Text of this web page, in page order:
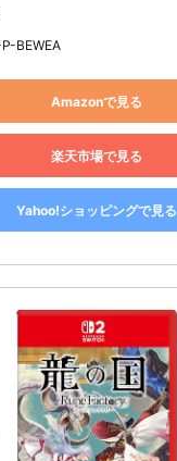
BEWEA
Amazonで見る
楽天市場で見る
Yahoo!ショッピングで見る